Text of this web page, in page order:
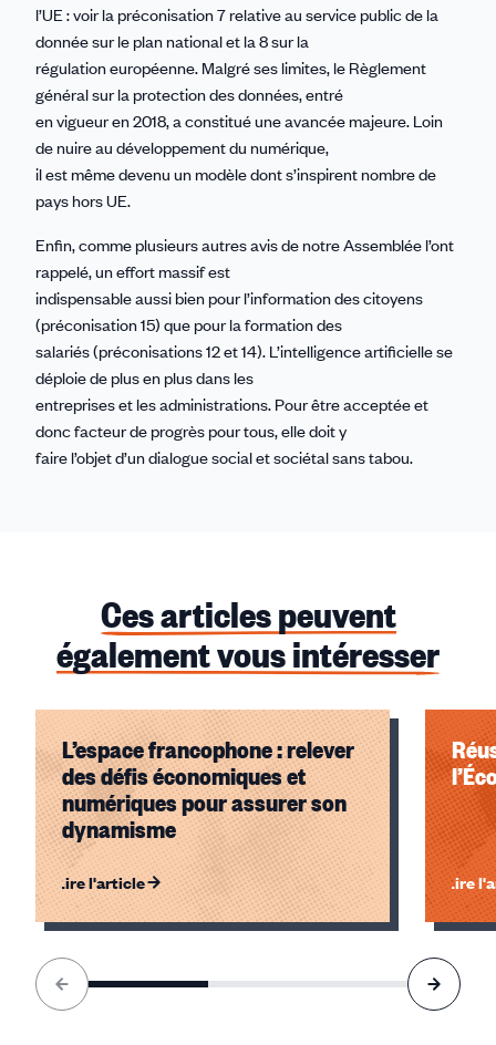
l’UE : voir la préconisation 7 relative au service public de la
donnée sur le plan national et la 8 sur la
régulation européenne. Malgré ses limites, le Règlement
général sur la protection des données, entré
en vigueur en 2018, a constitué une avancée majeure. Loin
de nuire au développement du numérique,
il est même devenu un modèle dont s’inspirent nombre de
pays hors UE.
Enfin, comme plusieurs autres avis de notre Assemblée l’ont
rappelé, un effort massif est
indispensable aussi bien pour l’information des citoyens
(préconisation 15) que pour la formation des
salariés (préconisations 12 et 14). L’intelligence artificielle se
déploie de plus en plus dans les
entreprises et les administrations. Pour être acceptée et
donc facteur de progrès pour tous, elle doit y
faire l’objet d’un dialogue social et sociétal sans tabou.
Ces articles peuvent
également vous intéresser
L’espace francophone : relever
des défis économiques et
numériques pour assurer son
dynamisme
Lire l'article Lire